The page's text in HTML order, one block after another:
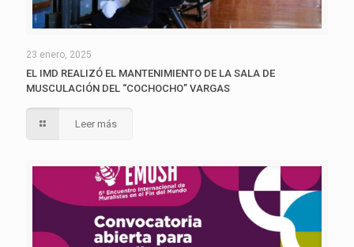
23 enero, 2025
EL IMD REALIZÓ EL MANTENIMIENTO DE LA SALA DE
MUSCULACIÓN DEL “COCHOCHO” VARGAS
Leer más